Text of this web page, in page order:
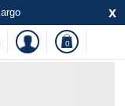
x
0